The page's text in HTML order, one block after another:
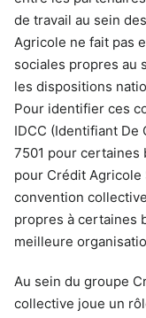
de travail au sein
Agricole ne fait pas
sociales propres au
les dispositions
Pour identifier ces
IDCC (Identifiant
7501 pour certaines
pour Crédit
convention
propres à certaines
meilleure
Au sein du groupe
collective joue un